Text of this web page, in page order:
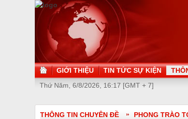
GIỚI THIỆU TIN TỨC SỰ KIỆN
Thứ Năm, 6/8/2026, 16:17 [GMT + 7]
THÔNG TIN CHUYÊN ĐỀ PHONG TRÀO